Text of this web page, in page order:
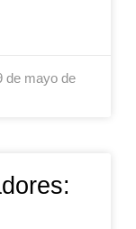
de mayo de